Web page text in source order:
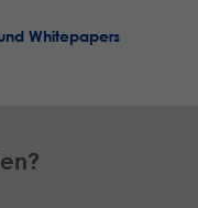
Whitepapers